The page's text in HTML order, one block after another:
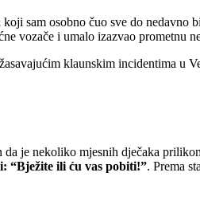
koji sam osobno čuo sve do nedavno
vozače i umalo izazvao prometnu
klaunskim incidentima u
da je nekoliko mjesnih dječaka
“Bježite ili ću vas pobiti!”. Prema